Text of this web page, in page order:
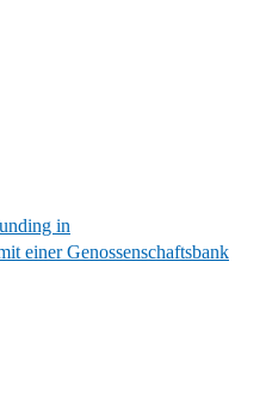
in
einer Genossenschaftsbank